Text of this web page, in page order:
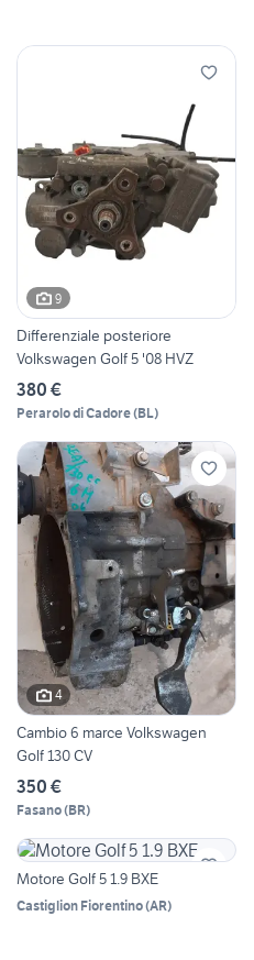
9
Differenziale posteriore
Volkswagen Golf 5 '08 HVZ
380 €
Perarolo di Cadore(BL)
4
Cambio 6 marce Volkswagen
Golf 130 CV
350 €
Fasano(BR)
Motore Golf 5 1.9 BXE
Castiglion Fiorentino(AR)